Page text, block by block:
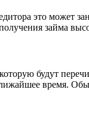
это может
займа
будут
время.